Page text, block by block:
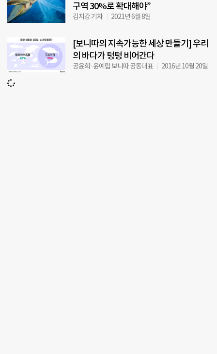
구역 30%로 확대해야”
김지강 기자 2021년 6월 8일
[보니따의 지속가능한 세상 만들기] 우리
의 바다가 텅텅 비어간다
공윤희·윤예림 보니따 공동대표 2016년 10월 20일